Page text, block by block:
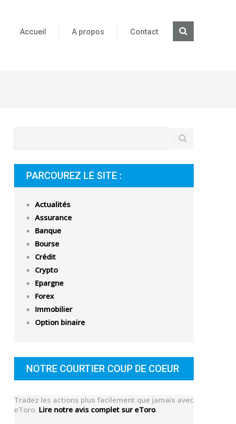
Accueil A propos Contact
PARCOUREZ LE SITE :
Actualités
Assurance
Banque
Bourse
Crédit
Crypto
Epargne
Forex
Immobilier
Option binaire
NOTRE COURTIER COUP DE COEUR
Tradez les actions plus facilement que jamais avec
eToro. Lire notre avis complet sur eToro.